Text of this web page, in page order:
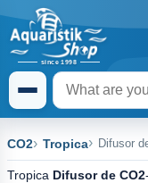
CO2 Tropica Difusor
Tropica Difusor de CO2